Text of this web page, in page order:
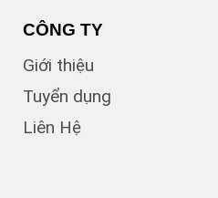
B5(6)
Bà Triệu(1)
Bạch Đằng (1)
Bùi Hữu Nghĩa (1)
Bùi Huy Bích(3)
CÔNG TY
Giới thiệu
Tuyển dụng
Liên Hệ